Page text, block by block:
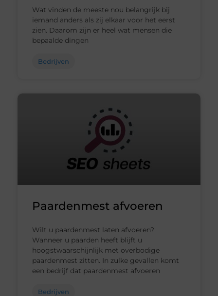
Wat vinden de meeste nou belangrijk bij
iemand anders als zij elkaar voor het eerst
zien. Daarom zijn er heel wat mensen die
bepaalde dingen
Bedrijven
Paardenmest afvoeren
Wilt u paardenmest laten afvoeren?
Wanneer u paarden heeft blijft u
hoogstwaarschijnlijk met overbodige
paardenmest zitten. In zulke gevallen komt
een bedrijf dat paardenmest afvoeren
Bedrijven